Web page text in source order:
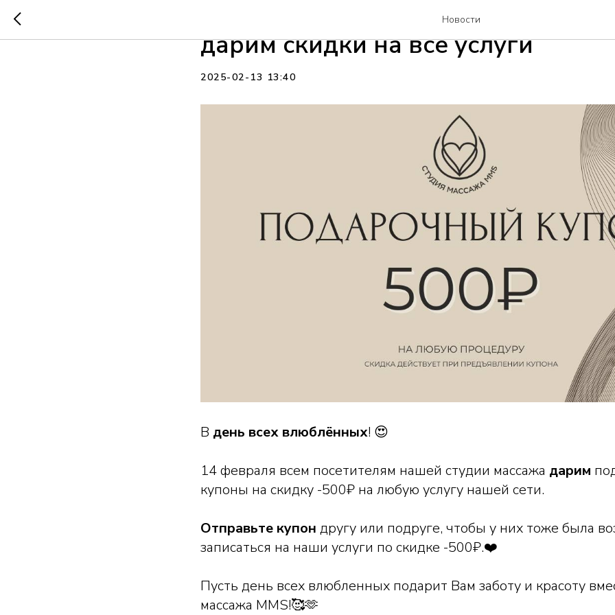
Новости
❤️ С днем влюбленных!💕14
дарим скидки на все услуги
2025-02-13 13:40
В день всех влюблённых! 😍
14 февраля всем посетителям нашей студии массажа дарим
купоны на скидку -500₽ на любую услугу нашей сети.
Отправьте купон другу или подруге, чтобы у них тоже была
записаться на наши услуги по скидке -500₽.❤️
Пусть день всех влюбленных подарит Вам заботу и красоту
массажа MMS!🥰🫶